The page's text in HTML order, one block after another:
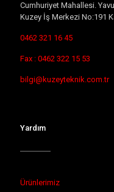
Cumhuriyet Mahallesi.
Kuzey İş Merkezi No:191
0462 321 16 45
Fax : 0462 322 15 53
bilgi@kuzeyteknik.com.tr
Yardım
Ürünlerimiz